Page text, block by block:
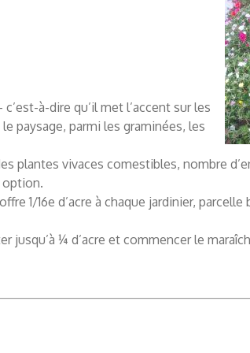
à-dire qu’il met l’accent sur les
paysage, parmi les graminées, les
plantes vivaces comestibles, nombre
option.
1/16e d’acre à chaque jardinier,
¼ d’acre et commencer le